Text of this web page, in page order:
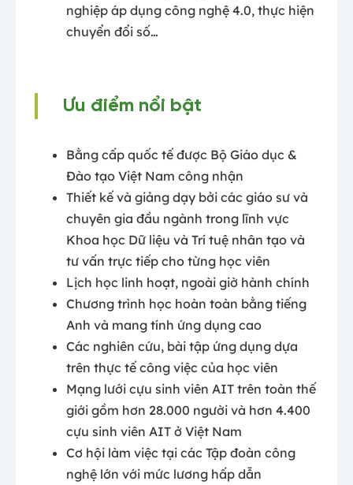
nghiệp áp dụng công nghệ 4.0, thực hiện
chuyển đổi số…
Ưu điểm nổi bật
Bằng cấp quốc tế được Bộ Giáo dục &
Đào tạo Việt Nam công nhận
Thiết kế và giảng dạy bởi các giáo sư và
chuyên gia đầu ngành trong lĩnh vực
Khoa học Dữ liệu và Trí tuệ nhân tạo và
tư vấn trực tiếp cho từng học viên
Lịch học linh hoạt, ngoài giờ hành chính
Chương trình học hoàn toàn bằng tiếng
Anh và mang tính ứng dụng cao
Các nghiên cứu, bài tập ứng dụng dựa
trên thực tế công việc của học viên
Mạng lưới cựu sinh viên AIT trên toàn thế
giới gồm hơn 28.000 người và hơn 4.400
cựu sinh viên AIT ở Việt Nam
Cơ hội làm việc tại các Tập đoàn công
nghệ lớn với mức lương hấp dẫn